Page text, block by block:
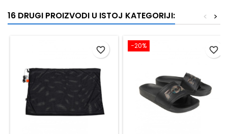
16 DRUGI PROIZVODI U ISTOJ KATEGORIJI: >
<
favorite_border −20% favorite_border